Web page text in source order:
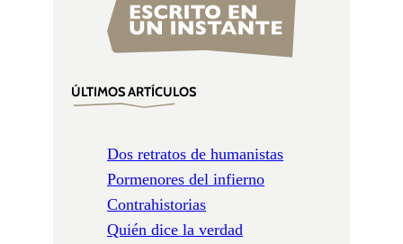
ÚLTIMOS ARTÍCULOS
Dos retratos de humanistas
Pormenores del infierno
Contrahistorias
Quién dice la verdad